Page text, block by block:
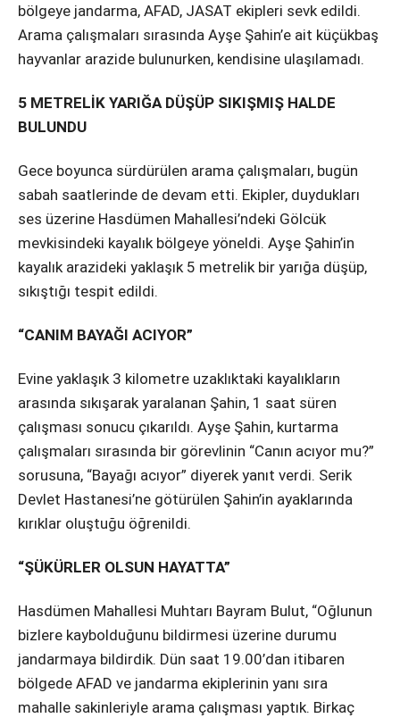
Instagram
bölgeye jandarma, AFAD, JASAT ekipleri sevk edildi.
Arama çalışmaları sırasında Ayşe Şahin’e ait küçükbaş
hayvanlar arazide bulunurken, kendisine ulaşılamadı.
5 METRELİK YARIĞA DÜŞÜP SIKIŞMIŞ HALDE
BULUNDU
Gece boyunca sürdürülen arama çalışmaları, bugün
sabah saatlerinde de devam etti. Ekipler, duydukları
ses üzerine Hasdümen Mahallesi’ndeki Gölcük
mevkisindeki kayalık bölgeye yöneldi. Ayşe Şahin’in
kayalık arazideki yaklaşık 5 metrelik bir yarığa düşüp,
sıkıştığı tespit edildi.
“CANIM BAYAĞI ACIYOR”
Evine yaklaşık 3 kilometre uzaklıktaki kayalıkların
arasında sıkışarak yaralanan Şahin, 1 saat süren
çalışması sonucu çıkarıldı. Ayşe Şahin, kurtarma
çalışmaları sırasında bir görevlinin “Canın acıyor mu?”
sorusuna, “Bayağı acıyor” diyerek yanıt verdi. Serik
Devlet Hastanesi’ne götürülen Şahin’in ayaklarında
kırıklar oluştuğu öğrenildi.
“ŞÜKÜRLER OLSUN HAYATTA”
Hasdümen Mahallesi Muhtarı Bayram Bulut, “Oğlunun
bizlere kaybolduğunu bildirmesi üzerine durumu
jandarmaya bildirdik. Dün saat 19.00’dan itibaren
bölgede AFAD ve jandarma ekiplerinin yanı sıra
mahalle sakinleriyle arama çalışması yaptık. Birkaç